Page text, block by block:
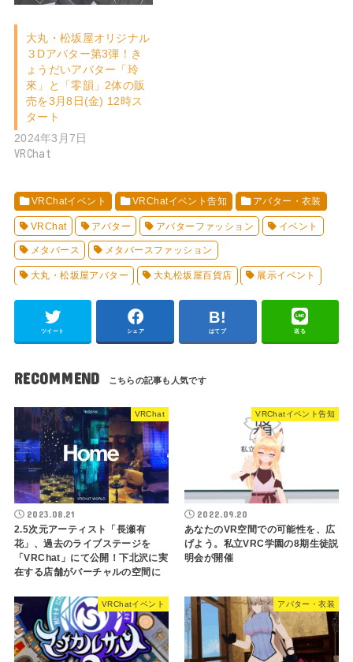
大丸・松坂屋オリジナル
３Dアバター第3弾！き
ょうだいアバター「玲
來」と「零韻」2体の販
売を3月8日(金) 12時ス
タート
2024年3月7日
VRChat
VRChatイベント VRChatイベント告知 アバター・衣装
VRChat アバター アバターファッション イベント
メタバース メタバースファッション
大丸・松坂屋アバター 大丸松坂屋百貨店 展示イベント
ツイート シェア はてブ 送る
RECOMMEND
VRChat
2023.08.21
2.5次元アーティスト「長瀬有
花」、過去のライブステージを
「VRChat」にて公開！下北沢に実
在する店舗がバーチャルの空間に
VRChatイベント告知
2022.09.20
あなたのVR空間での可能性を、広
げよう。私立VRC学園の8期生徒説
明会が開催
VRChatイベント アバター・衣装